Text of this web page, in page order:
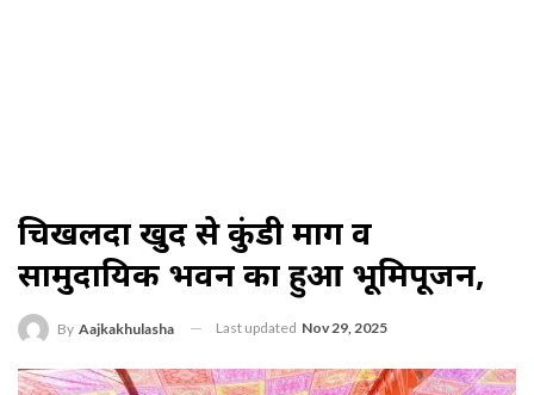
चिखलदा खुर्द से कुंडी मार्ग व
सामुदायिक भवन का हुआ भूमिपूजन,
By Aajkakhulasha Last updated Nov 29, 2025